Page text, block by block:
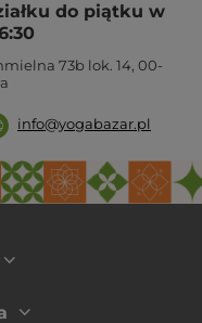
do piątku w
73b lok. 14, 00-
info@yogabazar.pl